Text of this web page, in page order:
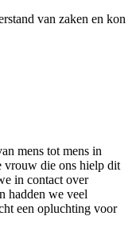
van zaken en kon
mens tot mens in
vrouw die ons hielp dit
in contact over
hadden we veel
een opluchting voor